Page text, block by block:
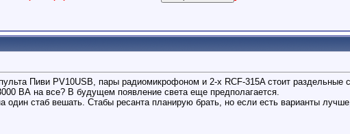
Пиви PV10USB, пары радиомикрофоном и 2-х RCF-315A стоит раздельные
ВА на все? В будущем появление света еще предполагается.
один стаб вешать. Стабы ресанта планирую брать, но если есть варианты